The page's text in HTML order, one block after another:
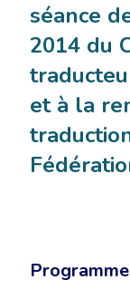
séance
2014 du
et à la
Programme